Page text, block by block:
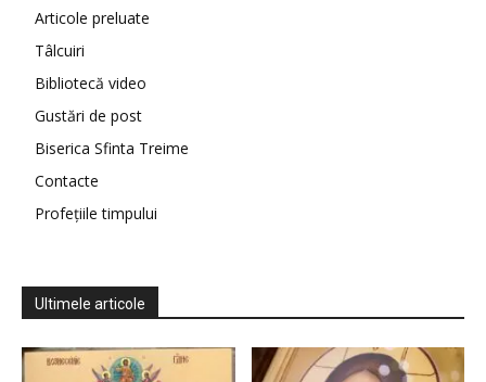
Articole preluate
Tâlcuiri
Bibliotecă video
Gustări de post
Biserica Sfinta Treime
Contacte
Profețiile timpului
Ultimele articole